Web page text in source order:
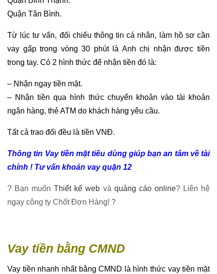
Quận Tân Bình.
Từ lúc tư vấn, đối chiếu thông tin cá nhân, làm hồ sơ cần
vay gấp trong vòng 30 phút là Anh chị nhận được tiền
trong tay. Có 2 hình thức để nhận tiền đó là:
– Nhận ngay tiền mặt.
– Nhận tiền qua hình thức chuyển khoản vào tài khoản
ngân hàng, thẻ ATM do khách hàng yêu cầu.
Tất cả trao đổi đều là tiền VNĐ.
Thông tin Vay tiền mặt tiêu dùng giúp bạn an tâm về tài
chính ! Tư vấn khoản vay quận 12
? Bạn muốnThiết kế web và quảng cáo online? Liên hệ
ngay công ty Chốt Đơn Hàng! ?
Vay tiền bằng CMND
Vay tiền nhanh nhất bằng CMND là hình thức vay tiền mặt